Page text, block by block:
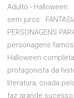
Adulto - Halloween .
sem juros .
PERSONAGENS
personagens
Halloween
protagonista da
literatura, criada
faz grande